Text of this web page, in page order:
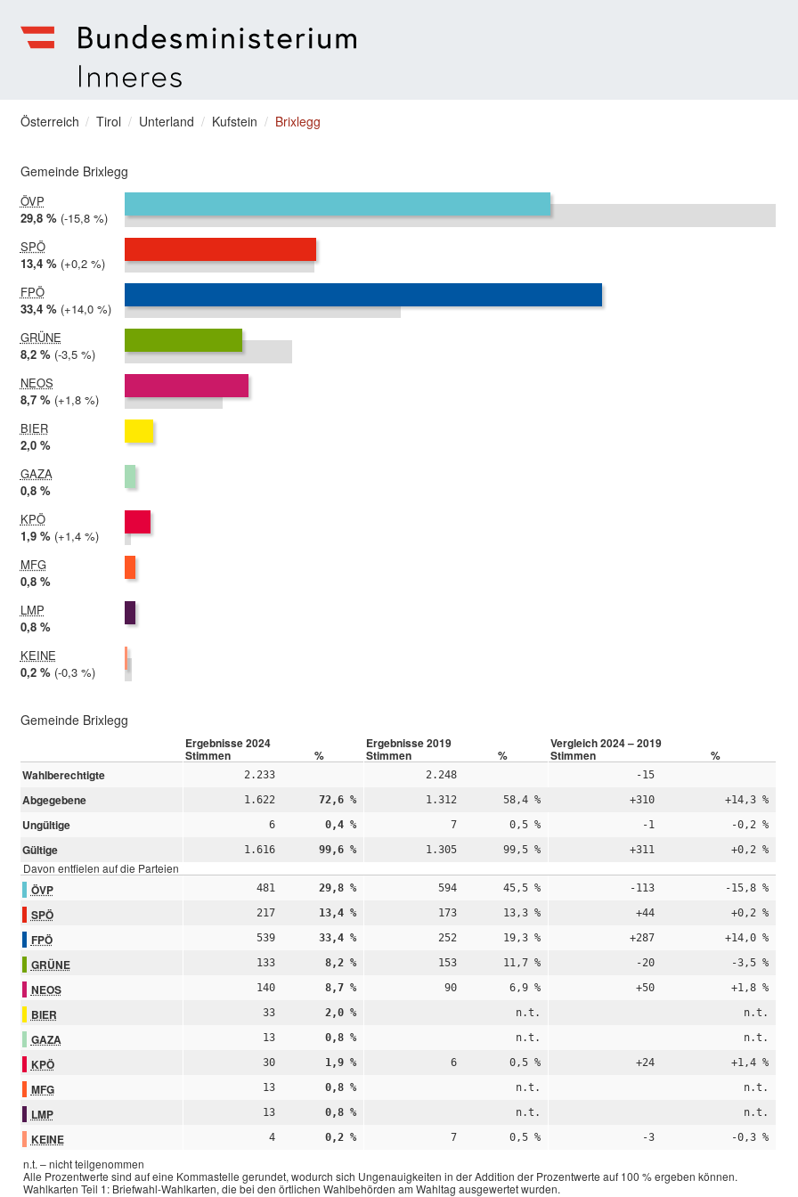
zum Menu springen
Sie befinden sich hier
Österreich Tirol Unterland Kufstein Brixlegg
Gemeinde Brixlegg
ÖVP
2024:
29,8 %
2019:
45,5 %
Differenz:
-15,8 %
SPÖ
2024:
13,4 %
2019:
13,3 %
Differenz:
+0,2 %
FPÖ
2024:
33,4 %
2019:
19,3 %
Differenz:
+14,0 %
GRÜNE
2024:
8,2 %
2019:
11,7 %
Differenz:
-3,5 %
NEOS
2024:
8,7 %
2019:
6,9 %
Differenz:
+1,8 %
BIER
2024:
2,0 %
GAZA
2024:
0,8 %
KPÖ
2024:
1,9 %
2019:
0,5 %
Differenz:
+1,4 %
MFG
2024:
0,8 %
LMP
2024:
0,8 %
KEINE
2024:
0,2 %
2019:
0,5 %
Differenz:
-0,3 %
Gemeinde Brixlegg
Ergebnisse 2024 Ergebnisse 2019 Vergleich 2024 – 2019
Stimmen % Stimmen % Stimmen
%
Wahlberechtigte
2.233 2.248 -15
Abgegebene 1.622 72,6 % 1.312 58,4 % +310 +14,3 %
Ungültige 6 0,4 % 7 0,5 % -1 -0,2 %
Gültige 1.616 99,6 % 1.305 99,5 % +311 +0,2 %
Davon entfielen auf die Parteien
ÖVP 481 29,8 % 594 45,5 % -113 -15,8 %
SPÖ 217 13,4 % 173 13,3 % +44 +0,2 %
FPÖ 539 33,4 % 252 19,3 % +287 +14,0 %
GRÜNE 133 8,2 % 153 11,7 % -20 -3,5 %
NEOS 140 8,7 % 90 6,9 % +50 +1,8 %
BIER 33 2,0 % n.t. n.t.
GAZA 13 0,8 % n.t. n.t.
KPÖ 30 1,9 % 6 0,5 % +24 +1,4 %
MFG 13 0,8 % n.t. n.t.
LMP 13 0,8 % n.t. n.t.
KEINE 4 0,2 % 7 0,5 % -3 -0,3 %
n.t. – nicht teilgenommen
Alle Prozentwerte sind auf eine Kommastelle gerundet, wodurch sich Ungenauigkeiten in der Addition der Prozentwerte auf 100 % ergeben können.
Wahlkarten Teil 1: Briefwahl-Wahlkarten, die bei den örtlichen Wahlbehörden am Wahltag ausgewertet wurden.